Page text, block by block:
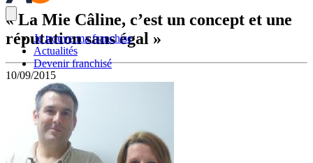
Je trouve ma franchise
Actualités
Devenir franchisé
« La Mie Câline, c’est un concept et une
réputation sans égal »
10/09/2015